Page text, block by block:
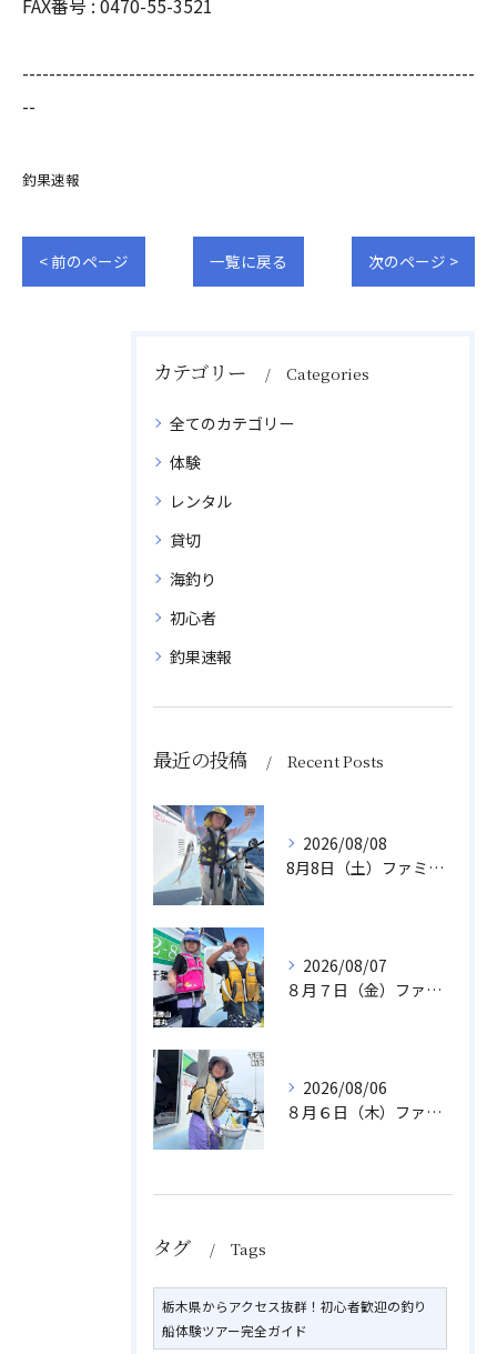
--------------------------------------------------------------------
--
釣果速報
< 前のページ 一覧に戻る 次のページ >
カテゴリー Categories
全てのカテゴリー
体験
レンタル
貸切
海釣り
初心者
釣果速報
最近の投稿 Recent Posts
2026/08/08
8月8日（土）ファミリーアジ
2026/08/07
８月７日（金）ファミリフィッシング
2026/08/06
８月６日（木）ファミリフィッシング
タグ Tags
栃木県からアクセス抜群！初心者歓迎の釣り
船体験ツアー完全ガイド